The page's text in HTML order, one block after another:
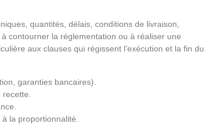
quantités, délais, conditions de livraison,
contourner la réglementation ou à réaliser une
aux clauses qui régissent l’exécution et la fin du
garanties bancaires).
la proportionnalité.